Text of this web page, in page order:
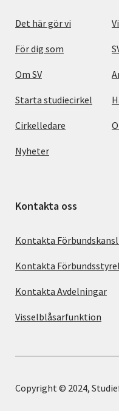
Det här gör vi
För dig som
Om SV
Starta studiecirkel
Cirkelledare
Nyheter
Kontakta oss
Kontakta
Kontakta
Kontakta Avdelningar
Visselblåsarfunktion
Copyright © 2024,